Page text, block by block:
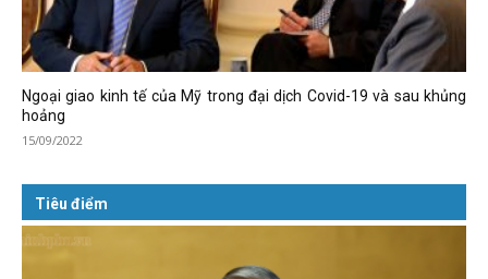
Ngoại giao kinh tế của Mỹ trong đại dịch Covid-19 và sau khủng
hoảng
15/09/2022
Tiêu điểm